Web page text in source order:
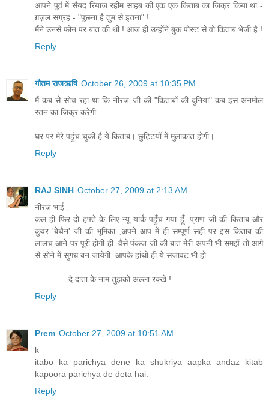
आपने पूर्व में सैयद रियाज रहीम साहब की एक एक किताब का जिक्र किया था -
ग़ज़ल संग्रह - "पूछना है तुम से इतना" !
मैंने उनसे फोन पर बात की थी ! आज ही उन्होंने बुक पोस्ट से वो किताब भेजी है !
Reply
गौतम राजऋषि October 26, 2009 at 10:35 PM
मैं कब से सोच रहा था कि नीरज जी की "किताबों की दुनिया" कब इस अनमोल
रतन का जिक्र करेगी...
घर पर मेरे पहुंच चुकी है ये किताब। छुट्टियों में मुलाकात होगी।
Reply
RAJ SINH October 27, 2009 at 2:13 AM
नीरज भाई ,
कल ही फिर दो हफ्ते के लिए न्यू यार्क पहुँच गया हूँ .प्राण जी की किताब और
कुंवर 'बेचैन' जी की भूमिका ,अपने आप में ही सम्पूर्ण सही पर इस किताब की
लालच आने पर पूरी होगी ही .वैसे पंकज जी की बात मेरी अपनी भी समझें तो आगे
से सोने में सुगंध बन जायेगी .आपके हांथों ही ये सजावट भी हो .
..............दे दाता के नाम तुझको अल्ला रक्खे !
Reply
Prem October 27, 2009 at 10:51 AM
k
itabo ka parichya dene ka shukriya aapka andaz kitab
kapoora parichya de deta hai.
Reply